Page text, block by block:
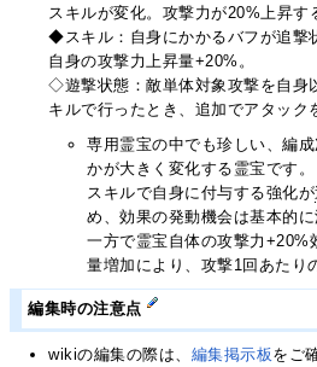
スキルが変化。攻撃力が20%上昇す
◆スキル：自身にかかるバフが追撃
自身の攻撃力上昇量+20%。
◇遊撃状態：敵単体対象攻撃を自身
キルで行ったとき、追加でアタック
専用霊宝の中でも珍しい、編
かが大きく変化する霊宝です。
スキルで自身に付与する強化が
め、効果の発動機会は基本的に
一方で霊宝自体の攻撃力+20%
量増加により、攻撃1回あたり
編集時の注意点
wikiの編集の際は、 編集掲示板をご